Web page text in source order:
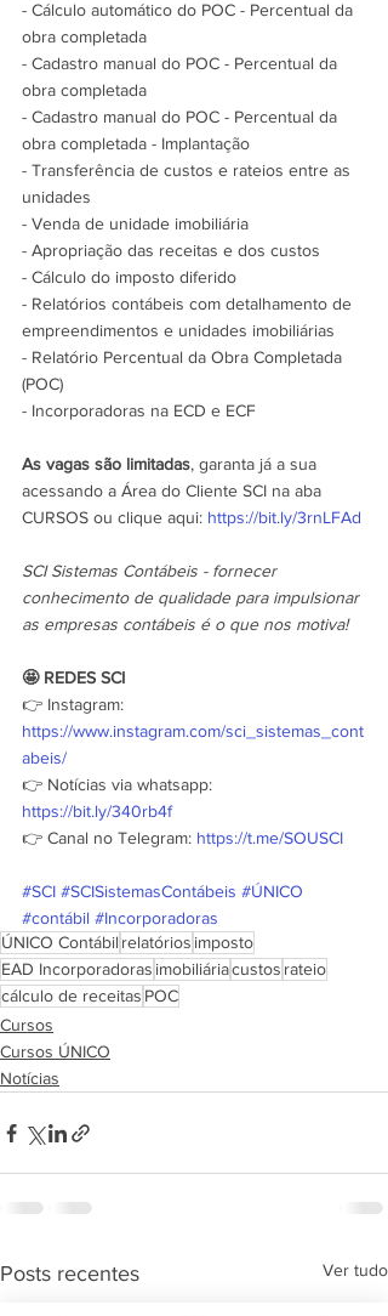
- Cálculo automático do POC - Percentual da
obra completada
- Cadastro manual do POC - Percentual da
obra completada
- Cadastro manual do POC - Percentual da
obra completada - Implantação
- Transferência de custos e rateios entre as
unidades
- Venda de unidade imobiliária
- Apropriação das receitas e dos custos
- Cálculo do imposto diferido
- Relatórios contábeis com detalhamento de
empreendimentos e unidades imobiliárias
- Relatório Percentual da Obra Completada
(POC)
- Incorporadoras na ECD e ECF
As vagas são limitadas, garanta já a sua
acessando a Área do Cliente SCI na aba
CURSOS ou clique aqui: https://bit.ly/3rnLFAd
SCI Sistemas Contábeis - fornecer
conhecimento de qualidade para impulsionar
as empresas contábeis é o que nos motiva!
🤩 REDES SCI
👉 Instagram:
https://www.instagram.com/sci_sistemas_cont
abeis/
👉 Notícias via whatsapp:
https://bit.ly/340rb4f
👉 Canal no Telegram: https://t.me/SOUSCI
#SCI #SCISistemasContábeis #ÚNICO
#contábil #Incorporadoras
ÚNICO Contábil relatórios imposto
EAD Incorporadoras imobiliáriacustos rateio
cálculo de receitas POC
Cursos
Cursos ÚNICO
Notícias
Posts recentes Ver tudo